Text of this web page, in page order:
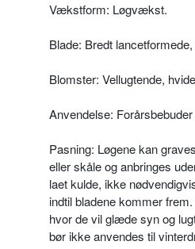
Vækstform: Løgvækst.
Blade: Bredt
Blomster: Vellugtende,
Anvendelse:
Pasning: Løgene kan
eller skåle og anbringes
laet kulde, ikke
indtil bladene kommer
hvor de vil glæde syn og
bør ikke anvendes til